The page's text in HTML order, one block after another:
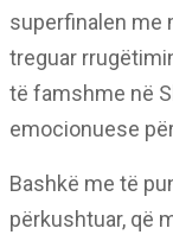
superfinalen me
treguar
të famshme në
emocionuese
Bashkë me të
përkushtuar, që